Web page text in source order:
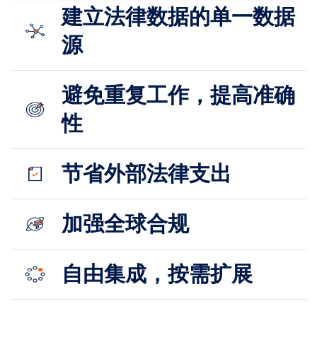
建立法律数据的单一数据
源
避免重复工作，提高准确
性
节省外部法律支出
加强全球合规
自由集成，按需扩展